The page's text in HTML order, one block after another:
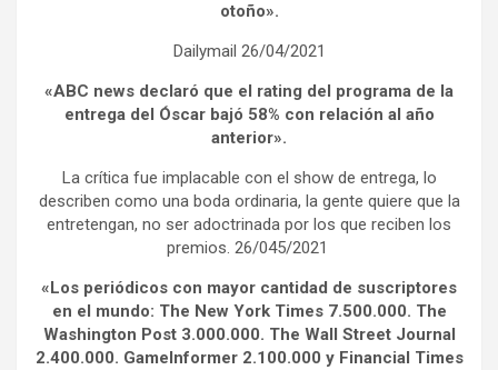
otoño».
Dailymail 26/04/2021
«ABC news declaró que el rating del programa de la
entrega del Óscar bajó 58% con relación al año
anterior».
La crítica fue implacable con el show de entrega, lo
describen como una boda ordinaria, la gente quiere que la
entretengan, no ser adoctrinada por los que reciben los
premios. 26/045/2021
«Los periódicos con mayor cantidad de suscriptores
en el mundo: The New York Times 7.500.000. The
Washington Post 3.000.000. The Wall Street Journal
2.400.000. GameInformer 2.100.000 y Financial Times